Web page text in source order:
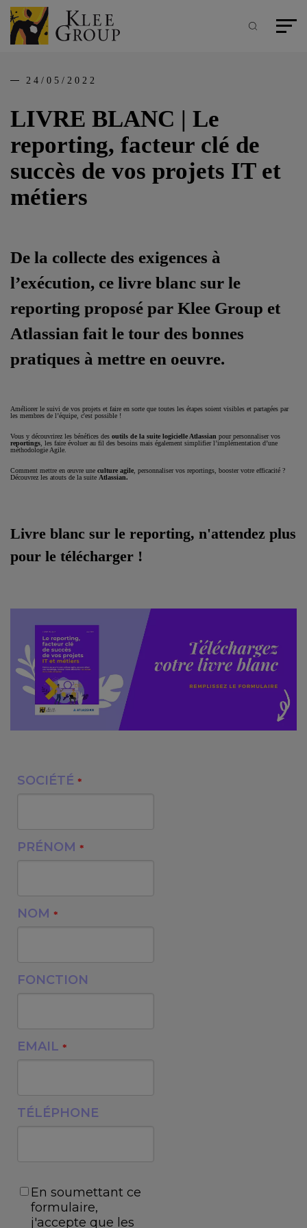
Aller
au
contenu
principal
Recherche
Menu
LIVRE BLANC | Le
reporting, facteur clé de
succès de vos projets IT et
métiers
24/05/2022
De la collecte des exigences à
l’exécution, ce livre blanc sur le
reporting proposé par Klee Group et
Atlassian fait le tour des bonnes
pratiques à mettre en oeuvre.
Améliorer le suivi de vos projets et faire en sorte que toutes les étapes soient visibles et partagées par
les membres de l’équipe, c'est possible !
Vous y découvrirez les bénéfices des outils de la suite logicielle Atlassian pour personnaliser vos
reportings , les faire évoluer au fil des besoins mais également simplifier l’implémentation d’une
méthodologie Agile.
Comment mettre en œuvre une culture agile , personnaliser vos reportings, booster votre efficacité ?
Découvrez les atouts de la suite Atlassian.
Livre blanc sur le reporting, n'attendez plus
pour le télécharger !